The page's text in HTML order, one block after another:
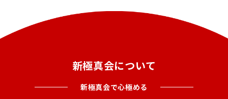
新極真会について
新極真会で心極める